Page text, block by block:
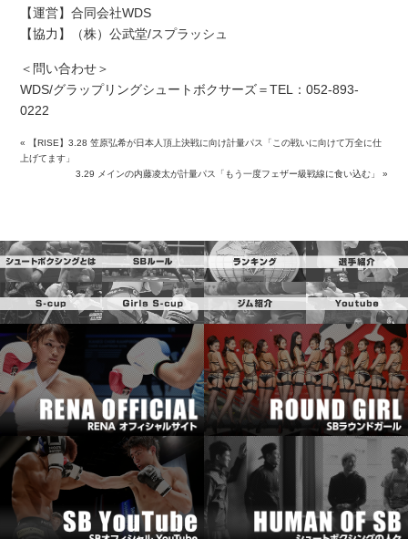
【運営】合同会社WDS
【協力】（株）公武堂/スプラッシュ
＜問い合わせ＞
WDS/グラップリングシュートボクサーズ＝TEL：052-893-
0222
«
【RISE】3.28 笠原弘希が日本人頂上決戦に向け計量パス「この戦いに向けて万全に仕
上げてます」
3.29 メインの内藤凌太が計量パス「もう一度フェザー級戦線に食い込む」
»